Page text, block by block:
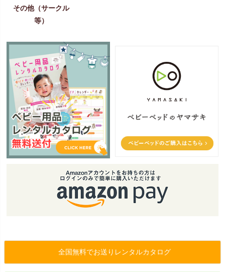
その他（サークル
等）
全国無料でお送りレンタルカタログ